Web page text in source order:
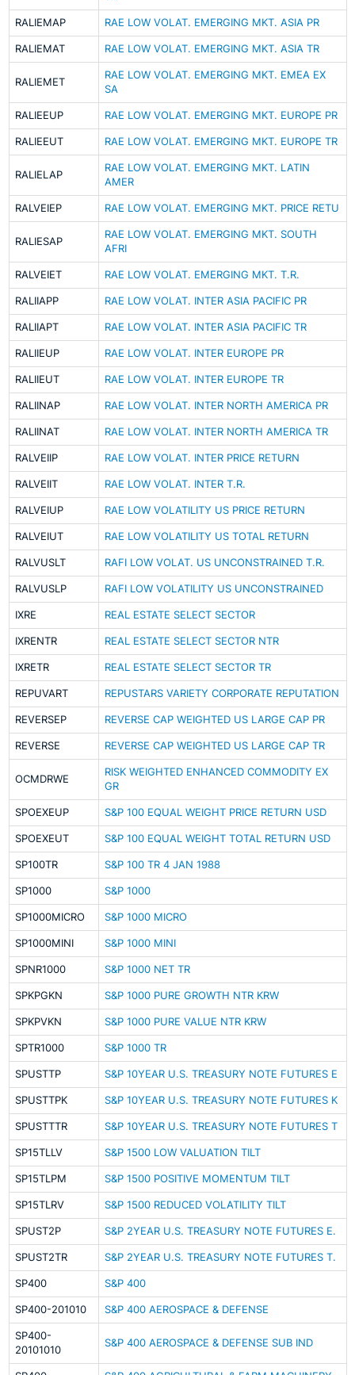
RALIEMAP RAE LOW VOLAT. EMERGING MKT. ASIA PR
RALIEMAT RAE LOW VOLAT. EMERGING MKT. ASIA TR
RALIEMET
RAE LOW VOLAT. EMERGING MKT. EMEA EX
SA
RALIEEUP RAE LOW VOLAT. EMERGING MKT. EUROPE PR
RALIEEUT RAE LOW VOLAT. EMERGING MKT. EUROPE TR
RALIELAP
RAE LOW VOLAT. EMERGING MKT. LATIN
AMER
RALVEIEP RAE LOW VOLAT. EMERGING MKT. PRICE RETU
RALIESAP
RAE LOW VOLAT. EMERGING MKT. SOUTH
AFRI
RALVEIET RAE LOW VOLAT. EMERGING MKT. T.R.
RALIIAPP RAE LOW VOLAT. INTER ASIA PACIFIC PR
RALIIAPT RAE LOW VOLAT. INTER ASIA PACIFIC TR
RALIIEUP RAE LOW VOLAT. INTER EUROPE PR
RALIIEUT RAE LOW VOLAT. INTER EUROPE TR
RALIINAP RAE LOW VOLAT. INTER NORTH AMERICA PR
RALIINAT RAE LOW VOLAT. INTER NORTH AMERICA TR
RALVEIIP RAE LOW VOLAT. INTER PRICE RETURN
RALVEIIT RAE LOW VOLAT. INTER T.R.
RALVEIUP RAE LOW VOLATILITY US PRICE RETURN
RALVEIUT RAE LOW VOLATILITY US TOTAL RETURN
RALVUSLT RAFI LOW VOLAT. US UNCONSTRAINED T.R.
RALVUSLP RAFI LOW VOLATILITY US UNCONSTRAINED
IXRE REAL ESTATE SELECT SECTOR
IXRENTR REAL ESTATE SELECT SECTOR NTR
IXRETR REAL ESTATE SELECT SECTOR TR
REPUVART REPUSTARS VARIETY CORPORATE REPUTATION
REVERSEP REVERSE CAP WEIGHTED US LARGE CAP PR
REVERSE REVERSE CAP WEIGHTED US LARGE CAP TR
OCMDRWE
RISK WEIGHTED ENHANCED COMMODITY EX
GR
SPOEXEUP S&P 100 EQUAL WEIGHT PRICE RETURN USD
SPOEXEUT S&P 100 EQUAL WEIGHT TOTAL RETURN USD
SP100TR S&P 100 TR 4 JAN 1988
SP1000 S&P 1000
SP1000MICRO S&P 1000 MICRO
SP1000MINI S&P 1000 MINI
SPNR1000 S&P 1000 NET TR
SPKPGKN S&P 1000 PURE GROWTH NTR KRW
SPKPVKN S&P 1000 PURE VALUE NTR KRW
SPTR1000 S&P 1000 TR
SPUSTTP S&P 10YEAR U.S. TREASURY NOTE FUTURES E
SPUSTTPK S&P 10YEAR U.S. TREASURY NOTE FUTURES K
SPUSTTTR S&P 10YEAR U.S. TREASURY NOTE FUTURES T
SP15TLLV S&P 1500 LOW VALUATION TILT
SP15TLPM S&P 1500 POSITIVE MOMENTUM TILT
SP15TLRV S&P 1500 REDUCED VOLATILITY TILT
SPUST2P S&P 2YEAR U.S. TREASURY NOTE FUTURES E.
SPUST2TR S&P 2YEAR U.S. TREASURY NOTE FUTURES T.
SP400 S&P 400
SP400-201010 S&P 400 AEROSPACE & DEFENSE
SP400-
20101010
S&P 400 AEROSPACE & DEFENSE SUB IND